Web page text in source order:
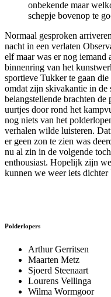
onbekende maar
schepje bovenop te
Normaal gesproken
nacht in een verlaten
elf maar was er nog iemand
binnenring van het
sportieve Tukker te gaan
omdat zijn skivakantie in de
belangstellende brachten
uurtjes door rond het
nog niets van het
verhalen wilde luisteren.
er geen zon te zien was
nu al zin in de volgende
enthousiast. Hopelijk zijn
kunnen we weer iets
Polderlopers
Arthur Gerritsen
Maarten Metz
Sjoerd Steenaart
Lourens Vellinga
Wilma Wormgoor